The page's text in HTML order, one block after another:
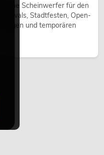
Scheinwerfer für den
Stadtfesten, Open-
und temporären